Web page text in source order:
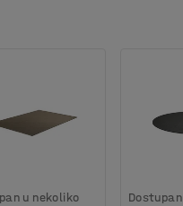
u nekoliko